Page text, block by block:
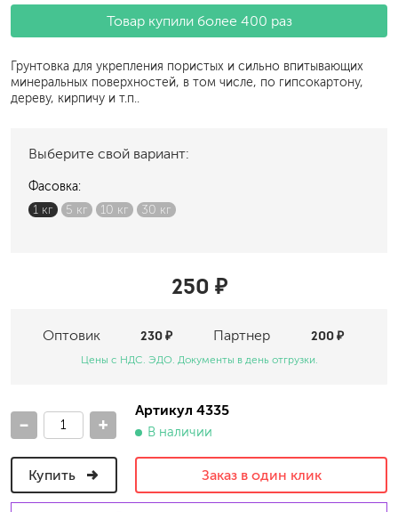
Товар купили более 400 раз
Грунтовка для укрепления пористых и сильно впитывающих
минеральных поверхностей, в том числе, по гипсокартону,
дереву, кирпичу и т.п..
Выберите свой вариант:
Фасовка:
1 кг
5 кг 10 кг 30 кг
250 ₽
Оптовик Партнер
230 ₽ 200 ₽
Цены с НДС. ЭДО. Документы в день отгрузки.
- +
Артикул 4335
В наличии
Купить Заказ в один клик